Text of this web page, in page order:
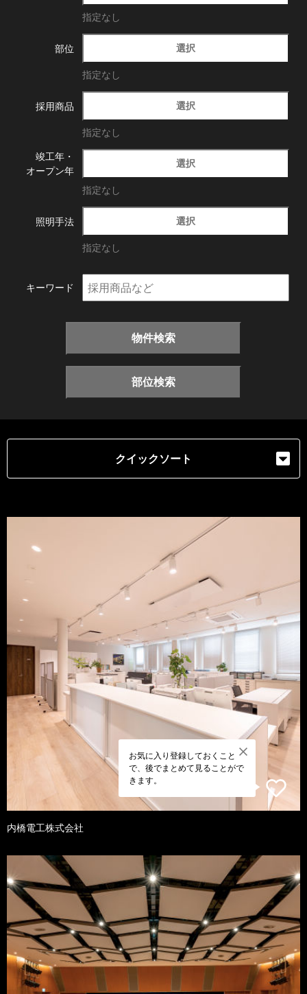
指定なし
部位 選択
指定なし
採用商品 選択
指定なし
竣工年・
オープン年
選択
指定なし
照明手法 選択
指定なし
キーワード
物件検索
部位検索
クイックソート
お気に入り登録しておくこと
で、後でまとめて見ることがで
きます。
内橋電工株式会社